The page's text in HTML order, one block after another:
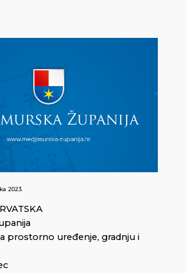
2023.
prostorno uređenje, gradnju i